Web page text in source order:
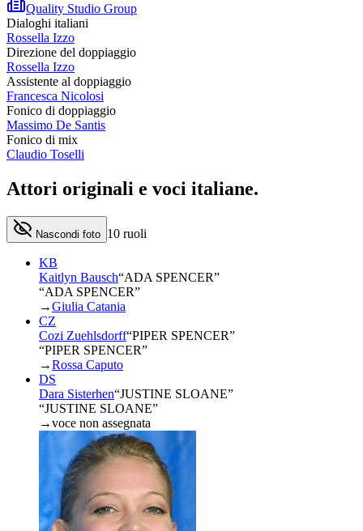
Quality Studio Group
Dialoghi italiani
Rossella Izzo
Direzione del doppiaggio
Rossella Izzo
Assistente al doppiaggio
Francesca Nicolosi
Fonico di doppiaggio
Massimo De Santis
Fonico di mix
Claudio Toselli
Attori originali e voci italiane.
Nascondi foto 10 ruoli
KB
Kaitlyn Bausch“ADA SPENCER”
“ADA SPENCER”
→Giulia Catania
CZ
Cozi Zuehlsdorff“PIPER SPENCER”
“PIPER SPENCER”
→Rossa Caputo
DS
Dara Sisterhen“JUSTINE SLOANE”
“JUSTINE SLOANE”
→voce non assegnata